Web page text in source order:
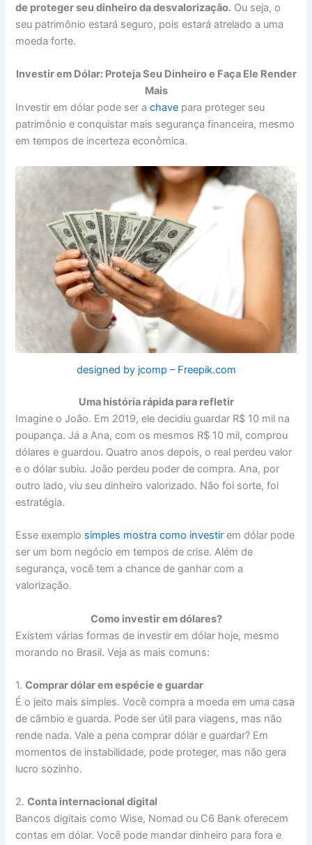
de proteger seu dinheiro da desvalorização. Ou seja, o
seu patrimônio estará seguro, pois estará atrelado a uma
moeda forte.
Investir em Dólar: Proteja Seu Dinheiro e Faça Ele Render
Mais
Investir em dólar pode ser achave para proteger seu
patrimônio e conquistar mais segurança financeira, mesmo
em tempos de incerteza econômica.
designed by jcomp – Freepik.com
Uma história rápida para refletir
Imagine o João. Em 2019, ele decidiu guardar R$ 10 mil na
poupança. Já a Ana, com os mesmos R$ 10 mil, comprou
dólares e guardou. Quatro anos depois, o real perdeu valor
e o dólar subiu. João perdeu poder de compra. Ana, por
outro lado, viu seu dinheiro valorizado. Não foi sorte, foi
estratégia.
Esse exemplo simples mostra como investir em dólar pode
ser um bom negócio em tempos de crise. Além de
segurança, você tem a chance de ganhar com a
valorização.
Como investir em dólares?
Existem várias formas de investir em dólar hoje, mesmo
morando no Brasil. Veja as mais comuns:
1.Comprar dólar em espécie e guardar
É o jeito mais simples. Você compra a moeda em uma casa
de câmbio e guarda. Pode ser útil para viagens, mas não
rende nada. Vale a pena comprar dólar e guardar? Em
momentos de instabilidade, pode proteger, mas não gera
lucro sozinho.
2.Conta internacional digital
Bancos digitais como Wise, Nomad ou C6 Bank oferecem
contas em dólar. Você pode mandar dinheiro para fora e